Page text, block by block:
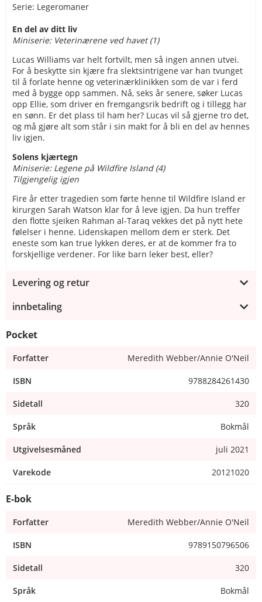
Serie: Legeromaner
En del av ditt liv
Miniserie: Veterinærene ved havet (1)
Lucas Williams var helt fortvilt, men så ingen annen utvei.
For å beskytte sin kjære fra slektsintrigene var han tvunget
til å forlate henne og veterinærklinikken som de var i ferd
med å bygge opp sammen. Nå, seks år senere, søker Lucas
opp Ellie, som driver en fremgangsrik bedrift og i tillegg har
en sønn. Er det plass til ham her? Lucas vil så gjerne tro det,
og må gjøre alt som står i sin makt for å bli en del av hennes
liv igjen.
Solens kjærtegn
Miniserie: Legene på Wildfire Island (4)
Tilgjengelig igjen
Fire år etter tragedien som førte henne til Wildfire Island er
kirurgen Sarah Watson klar for å leve igjen. Da hun treffer
den flotte sjeiken Rahman al-Taraq vekkes det på nytt hete
følelser i henne. Lidenskapen mellom dem er sterk. Det
eneste som kan true lykken deres, er at de kommer fra to
forskjellige verdener. For like barn leker best, eller?
Levering og retur
innbetaling
Pocket
Forfatter Meredith Webber/Annie O'Neil
ISBN 9788284261430
Sidetall 320
Språk Bokmål
Utgivelsesmåned juli 2021
Varekode 20121020
E-bok
Forfatter Meredith Webber/Annie O'Neil
ISBN 9789150796506
Sidetall 320
Språk Bokmål